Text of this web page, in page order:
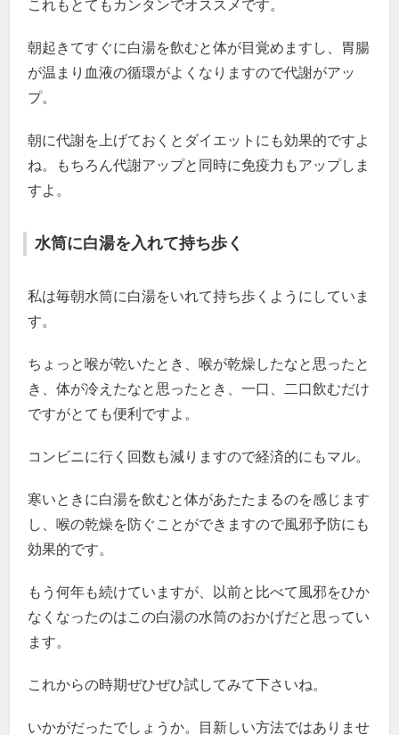
これもとてもカンタンでオススメです。
朝起きてすぐに白湯を飲むと体が目覚めますし、胃腸
が温まり血液の循環がよくなりますので代謝がアッ
プ。
朝に代謝を上げておくとダイエットにも効果的ですよ
ね。もちろん代謝アップと同時に免疫力もアップしま
すよ。
水筒に白湯を入れて持ち歩く
私は毎朝水筒に白湯をいれて持ち歩くようにしていま
す。
ちょっと喉が乾いたとき、喉が乾燥したなと思ったと
き、体が冷えたなと思ったとき、一口、二口飲むだけ
ですがとても便利ですよ。
コンビニに行く回数も減りますので経済的にもマル。
寒いときに白湯を飲むと体があたたまるのを感じます
し、喉の乾燥を防ぐことができますので風邪予防にも
効果的です。
もう何年も続けていますが、以前と比べて風邪をひか
なくなったのはこの白湯の水筒のおかげだと思ってい
ます。
これからの時期ぜひぜひ試してみて下さいね。
いかがだったでしょうか。目新しい方法ではありませ